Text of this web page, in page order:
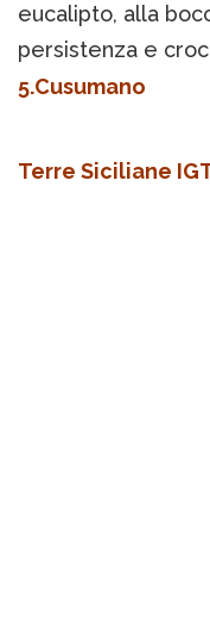
eucalipto, alla
persistenza e
5.Cusumano
Terre Siciliane